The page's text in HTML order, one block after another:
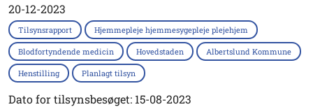
20-12-2023
Tilsynsrapport Hjemmepleje hjemmesygepleje plejehjem
Blodfortyndende medicin Hovedstaden Albertslund Kommune
Henstilling Planlagt tilsyn
Dato for tilsynsbesøget: 15-08-2023